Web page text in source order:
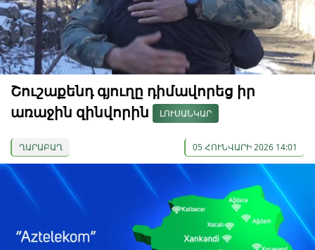
Շուշաքենդ գյուղը դիմավորեց իր
առաջին զինվորին
ԼՈՒՍԱՆԿԱՐ
ՂԱՐԱԲԱՂ 05 ՀՈՒՆՎԱՐԻ 2026 14:01